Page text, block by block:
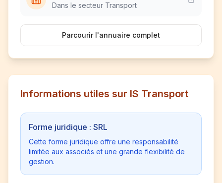
Dans le secteur Transport
Parcourir l'annuaire complet
Informations utiles sur IS Transport
Forme juridique : SRL
Cette forme juridique offre une responsabilité
limitée aux associés et une grande flexibilité de
gestion.